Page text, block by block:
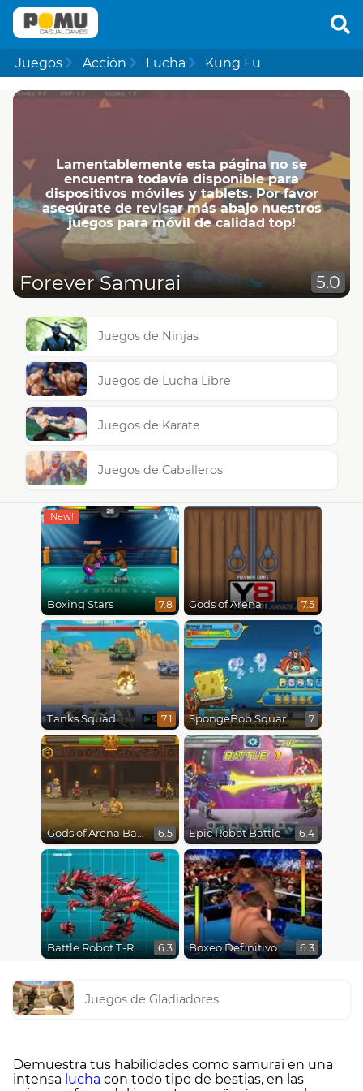
Juegos Acción Lucha Kung Fu
Lamentablemente esta página no se
encuentra todavía disponible para
dispositivos móviles y tablets. Por favor
asegúrate de revisar más abajo nuestros
juegos para móvil de calidad top!
Forever Samurai 5.0
Juegos de Ninjas
Juegos de Lucha Libre
Juegos de Karate
Juegos de Caballeros
Boxing Stars 7.8 Gods of Arena 7.5
Tanks Squad 7.1 SpongeBob SquarePants : Monster Island Adventures 7
Gods of Arena Battles 6.5 Epic Robot Battle 6.4
Battle Robot T-Rex Age 6.3 Boxeo Definitivo 6.3
Juegos de Gladiadores
Demuestra tus habilidades como samurai en una
intensa lucha con todo tipo de bestias, en las